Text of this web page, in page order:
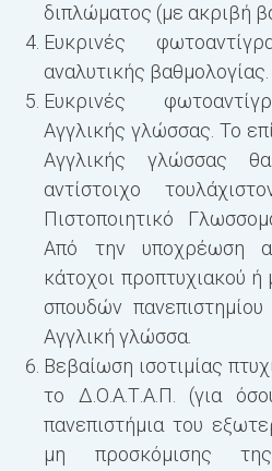
διπλώματος (με ακριβή
Ευκρινές
αναλυτικής βαθμολογίας.
Ευκρινές
Αγγλικής γλώσσας. Το
Αγγλικής γλώσσας
αντίστοιχο
Πιστοποιητικό
Από την υποχρέωση
κάτοχοι προπτυχιακού ή
σπουδών
Αγγλική γλώσσα.
Βεβαίωση ισοτιμίας
το Δ.Ο.Α.Τ.Α.Π. (για
πανεπιστήμια του
μη προσκόμισης